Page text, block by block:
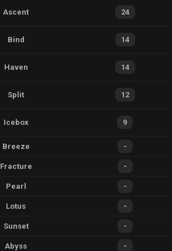
Ascent 24
Bind 14
Haven 14
Split 12
Icebox 9
Breeze -
Fracture -
Pearl -
Lotus -
Sunset -
Abyss -